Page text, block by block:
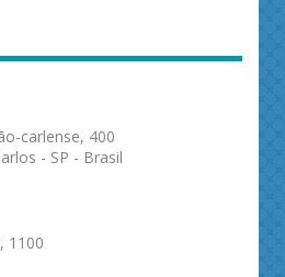
carlense, 400
- SP - Brasil
1100